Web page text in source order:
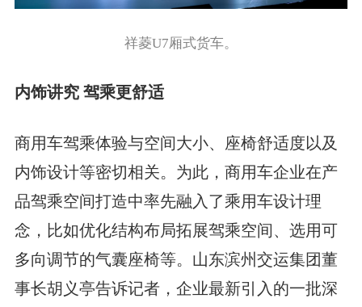
祥菱U7厢式货车。
内饰讲究 驾乘更舒适
商用车驾乘体验与空间大小、座椅舒适度以及
内饰设计等密切相关。为此，商用车企业在产
品驾乘空间打造中率先融入了乘用车设计理
念，比如优化结构布局拓展驾乘空间、选用可
多向调节的气囊座椅等。山东滨州交运集团董
事长胡义亭告诉记者，企业最新引入的一批深